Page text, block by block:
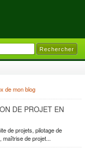
de mon blog
DE PROJET EN
de projets, pilotage de
maîtrise de projet...